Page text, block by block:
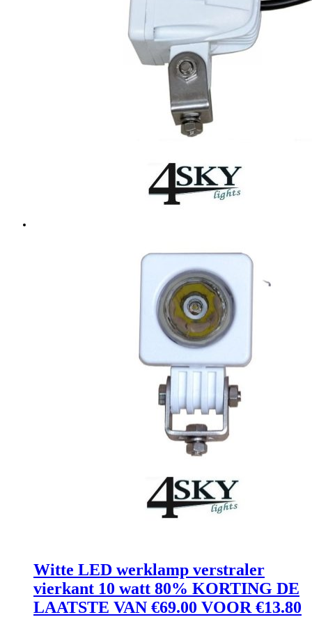
Witte LED werklamp verstraler
vierkant 10 watt 80% KORTING DE
LAATSTE VAN €69.00 VOOR €13.80